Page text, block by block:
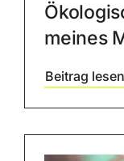
meines
Beitrag lesen